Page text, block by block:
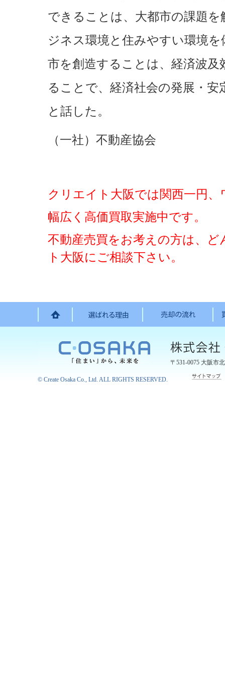
できることは、大都市の課題
ジネス環境と住みやすい環境
市を創造することは、経済波
ることで、経済社会の発展・
と話した。
（一社）不動産協会
クリエイト大阪では関西一円
幅広く高価買取実施中です。
不動産売買をお考えの方は、
ト大阪にご相談下さい。
〒531-0075 大阪市
© Create Osaka Co., Ltd. ALL RIGHTS RESERVED.